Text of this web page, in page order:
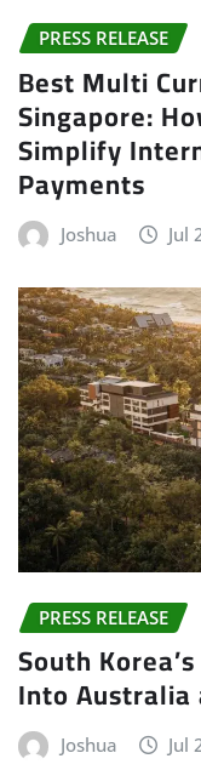
PRESS RELEASE
Best Multi
Singapore:
Simplify
Payments
Joshua Jul
PRESS RELEASE
South
Into Australia
Joshua Jul